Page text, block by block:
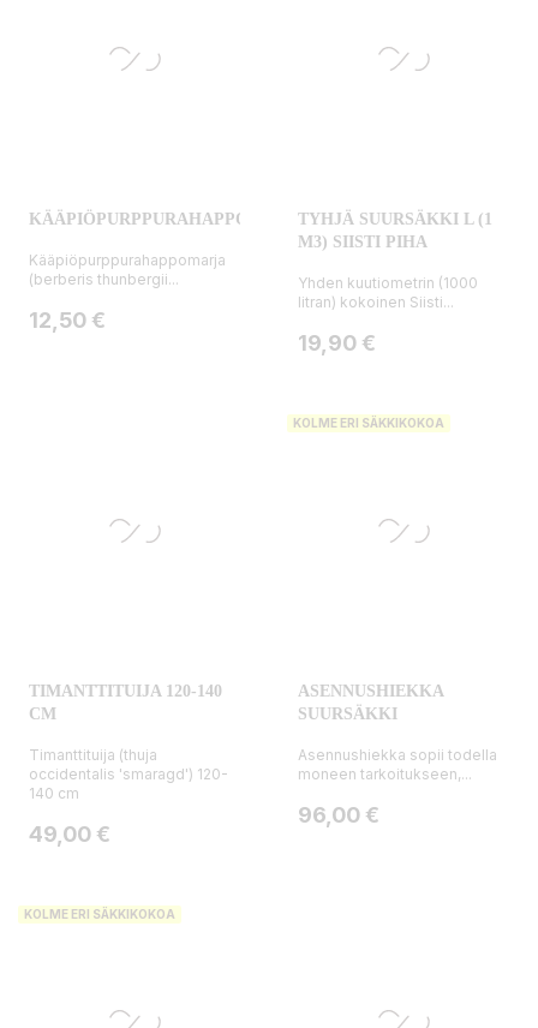
KÄÄPIÖPURPPURAHAPPOMARJA
Kääpiöpurppurahappomarja
(berberis thunbergii...
Hinta
12,50 €
TYHJÄ SUURSÄKKI L (1
M3) SIISTI PIHA
Yhden kuutiometrin (1000
litran) kokoinen Siisti...
Hinta
19,90 €
TIMANTTITUIJA 120-140
CM
Timanttituija (thuja
occidentalis 'smaragd') 120-
140 cm
Hinta
49,00 €
KOLME ERI SÄKKIKOKOA
ASENNUSHIEKKA
SUURSÄKKI
Asennushiekka sopii todella
moneen tarkoitukseen,...
Hinta
96,00 €
KOLME ERI SÄKKIKOKOA